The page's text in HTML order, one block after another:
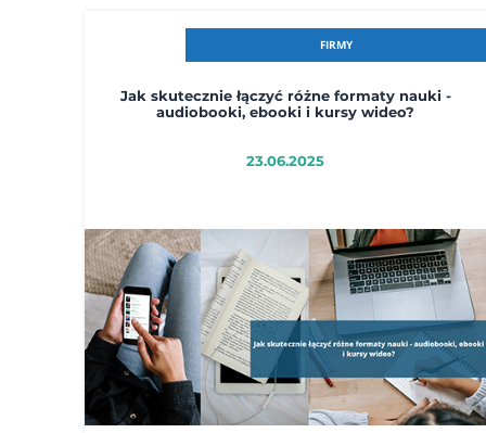
FIRMY
Jak skutecznie łączyć różne formaty nauki -
audiobooki, ebooki i kursy wideo?
23.06.2025